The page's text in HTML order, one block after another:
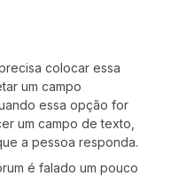
colocar essa
um campo
essa opção for
um campo de texto,
a pessoa responda.
é falado um pouco